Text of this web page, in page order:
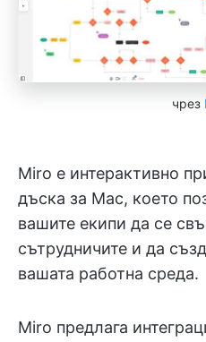
чрез
Miro е интерактивно
дъска за Mac, което
вашите екипи да се
сътрудничите и да
вашата работна среда.
Miro предлага